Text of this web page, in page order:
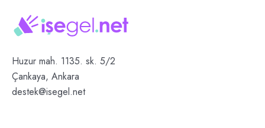
Huzur mah. 1135. sk. 5/2
Çankaya, Ankara
destek@isegel.net